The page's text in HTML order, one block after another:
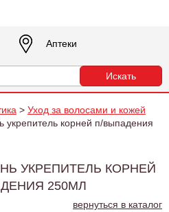
Аптеки
> Уход за волосами и кожей
укрепитель корней п/выпадения
УКРЕПИТЕЛЬ КОРНЕЙ
250МЛ
вернуться в каталог